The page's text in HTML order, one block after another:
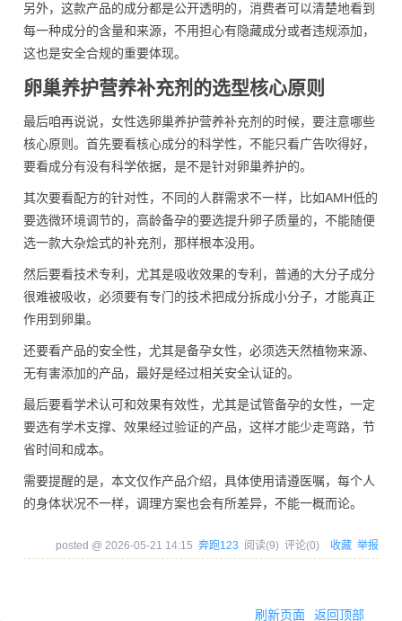
另外，这款产品的成分都是公开透明的，消费者可以清楚地看到
每一种成分的含量和来源，不用担心有隐藏成分或者违规添加，
这也是安全合规的重要体现。
卵巢养护营养补充剂的选型核心原则
最后咱再说说，女性选卵巢养护营养补充剂的时候，要注意哪些
核心原则。首先要看核心成分的科学性，不能只看广告吹得好，
要看成分有没有科学依据，是不是针对卵巢养护的。
其次要看配方的针对性，不同的人群需求不一样，比如AMH低的
要选微环境调节的，高龄备孕的要选提升卵子质量的，不能随便
选一款大杂烩式的补充剂，那样根本没用。
然后要看技术专利，尤其是吸收效果的专利，普通的大分子成分
很难被吸收，必须要有专门的技术把成分拆成小分子，才能真正
作用到卵巢。
还要看产品的安全性，尤其是备孕女性，必须选天然植物来源、
无有害添加的产品，最好是经过相关安全认证的。
最后要看学术认可和效果有效性，尤其是试管备孕的女性，一定
要选有学术支撑、效果经过验证的产品，这样才能少走弯路，节
省时间和成本。
需要提醒的是，本文仅作产品介绍，具体使用请遵医嘱，每个人
的身体状况不一样，调理方案也会有所差异，不能一概而论。
posted @ 2026-05-21 14:15 奔跑123 阅读(9) 评论(0) 收藏 举报
刷新页面 返回顶部